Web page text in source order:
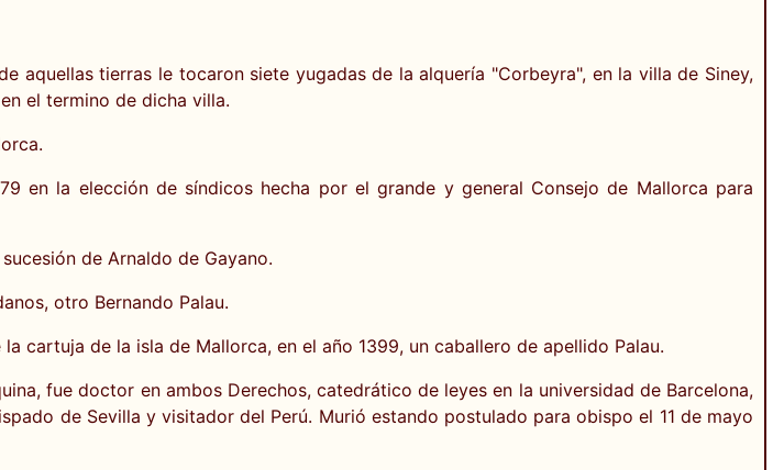
aquellas tierras le tocaron siete yugadas de la alquería "Corbeyra", en la villa de Siney,
el termino de dicha villa.
en la elección de síndicos hecha por el grande y general Consejo de Mallorca para
de Arnaldo de Gayano.
otro Bernando Palau.
cartuja de la isla de Mallorca, en el año 1399, un caballero de apellido Palau.
fue doctor en ambos Derechos, catedrático de leyes en la universidad de Barcelona,
de Sevilla y visitador del Perú. Murió estando postulado para obispo el 11 de mayo